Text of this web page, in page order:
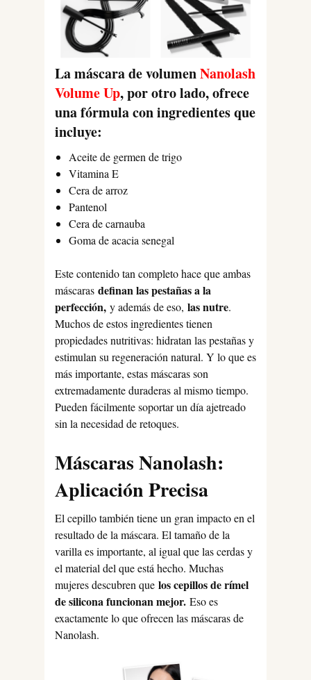
La máscara de volumenNanolash
Volume Up, por otro lado, ofrece
una fórmula con ingredientes que
incluye:
Aceite de germen de trigo
Vitamina E
Cera de arroz
Pantenol
Cera de carnauba
Goma de acacia senegal
Este contenido tan completo hace que ambas
máscaras definan las pestañas a la
perfección, y además de eso, las nutre.
Muchos de estos ingredientes tienen
propiedades nutritivas: hidratan las pestañas y
estimulan su regeneración natural. Y lo que es
más importante, estas máscaras son
extremadamente duraderas al mismo tiempo.
Pueden fácilmente soportar un día ajetreado
sin la necesidad de retoques.
Máscaras Nanolash:
Aplicación Precisa
El cepillo también tiene un gran impacto en el
resultado de la máscara. El tamaño de la
varilla es importante, al igual que las cerdas y
el material del que está hecho. Muchas
mujeres descubren que los cepillos de rímel
de silicona funcionan mejor. Eso es
exactamente lo que ofrecen las máscaras de
Nanolash.